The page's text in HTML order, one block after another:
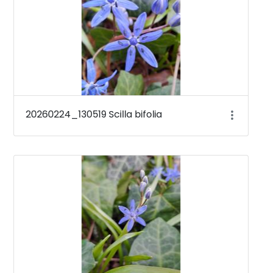
20260224_130519 Scilla bifolia